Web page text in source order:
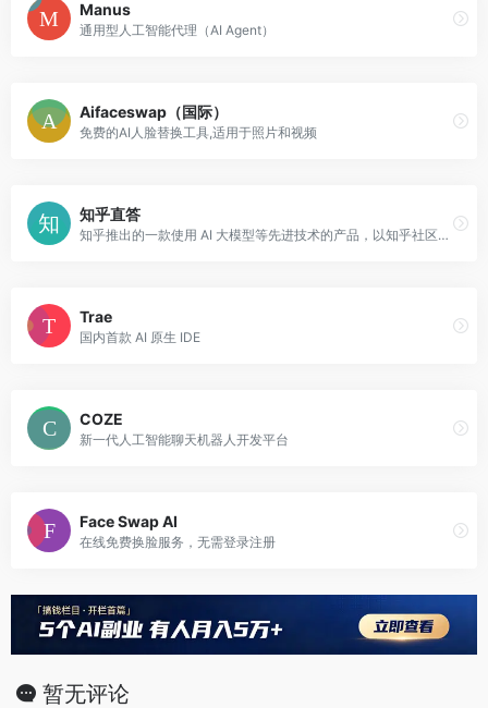
Manus
通用型人工智能代理（AI Agent）
Aifaceswap（国际）
免费的AI人脸替换工具,适用于照片和视频
知乎直答
知乎推出的一款使用 AI 大模型等先进技术的产品，以知乎社区的优质内容为核心，多种数据源为辅助，为人们提供一种全新的获取可靠信息的途径。
Trae
国内首款 AI 原生 IDE
COZE
新一代人工智能聊天机器人开发平台
Face Swap AI
在线免费换脸服务，无需登录注册
暂无评论